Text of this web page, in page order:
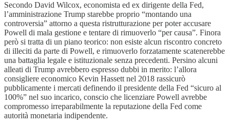
Secondo David Wilcox, economista ed ex dirigente della Fed,
l’amministrazione Trump starebbe proprio “montando una
controversia” attorno a questa ristrutturazione per poter accusare
Powell di mala gestione e tentare di rimuoverlo “per causa”. Finora
però si tratta di un piano teorico: non esiste alcun riscontro concreto
di illeciti da parte di Powell, e rimuoverlo forzatamente scatenerebbe
una battaglia legale e istituzionale senza precedenti. Persino alcuni
alleati di Trump avrebbero espresso dubbi in merito: l’allora
consigliere economico Kevin Hassett nel 2018 rassicurò
pubblicamente i mercati definendo il presidente della Fed “sicuro al
100%” nel suo incarico, conscio che licenziare Powell avrebbe
compromesso irreparabilmente la reputazione della Fed come
autorità monetaria indipendente.